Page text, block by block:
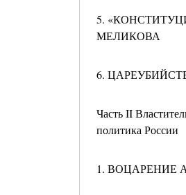
5.
МЕЛИКОВА
6.
Часть II
политика России
1. ВОЦАРЕНИЕ